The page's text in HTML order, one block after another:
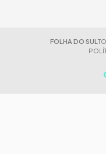
FOLHA DO SUL